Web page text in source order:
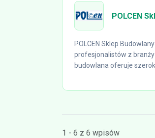
POLCEN
POLCEN Sklep
profesjonalistów z
budowlana oferuje
1 - 6 z 6 wpisów